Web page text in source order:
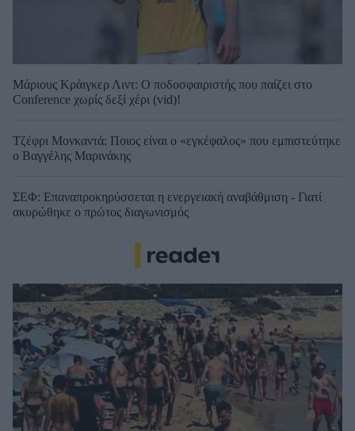
Μάριους Κράιγκερ Λιντ: Ο ποδοσφαιριστής που παίζει στο
Conference χωρίς δεξί χέρι (vid)!
Τζέφρι Μονκαντά: Ποιος είναι ο «εγκέφαλος» που εμπιστεύτηκε
ο Βαγγέλης Μαρινάκης
ΣΕΦ: Επαναπροκηρύσσεται η ενεργειακή αναβάθμιση - Γιατί
ακυρώθηκε ο πρώτος διαγωνισμός